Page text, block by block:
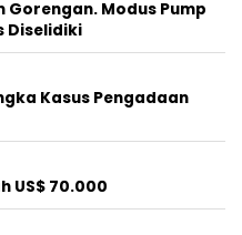
Gorengan. Modus Pump
Diselidiki
Kasus Pengadaan
US$ 70.000